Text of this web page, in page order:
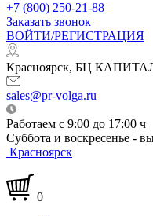
+7 (800) 250-21-88
Заказать звонок
ВОЙТИ/РЕГИСТРАЦИЯ
Красноярск, БЦ
sales@pr-volga.ru
Работаем с 9:00 до 17:00 ч
Суббота и воскресенье -
Красноярск
0